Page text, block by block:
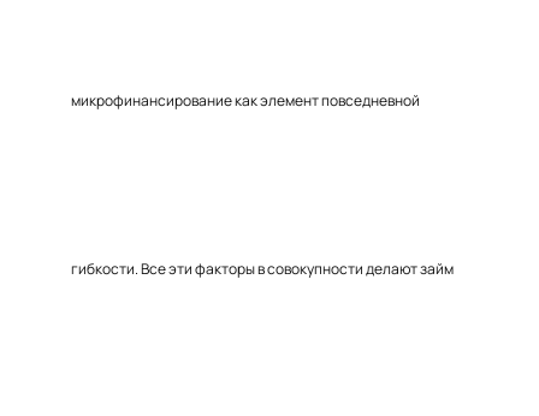
микрофинансирование как элемент повседневной
гибкости. Все эти факторы в совокупности делают займ